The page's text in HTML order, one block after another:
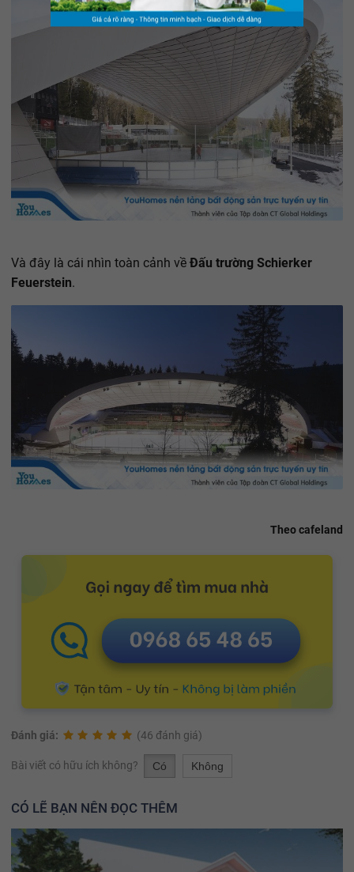
Và đây là cái nhìn toàn cảnh về Đấu trường Schierker
Feuerstein.
Theo cafeland
Đánh giá: (46 đánh giá)
Bài viết có hữu ích không? Có Không
CÓ LẼ BẠN NÊN ĐỌC THÊM